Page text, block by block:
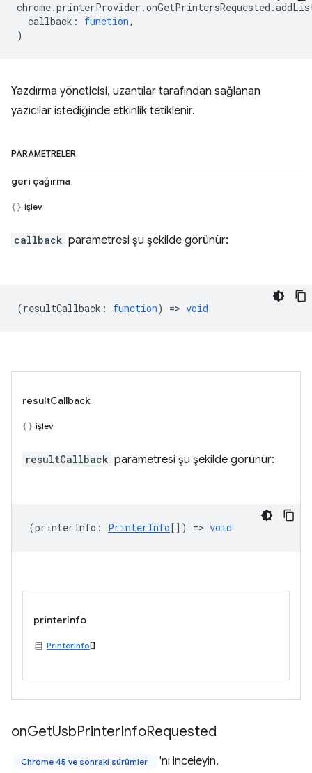
chrome.printerProvider .onGetPrintersRequested .
callback : function,
)
Yazdırma yöneticisi, uzantılar tarafından sağlanan
yazıcılar istediğinde etkinlik tetiklenir.
PARAMETRELER
geri çağırma
işlev
callback parametresi şu şekilde görünür:
(resultCallback : function) => void
resultCallback
işlev
resultCallback parametresi şu şekilde görünür:
(printerInfo : PrinterInfo[]) => void
printerInfo
PrinterInfo[]
onGetUsbPrinterInfoRequested
Chrome 45 ve sonraki sürümler 'nı inceleyin.